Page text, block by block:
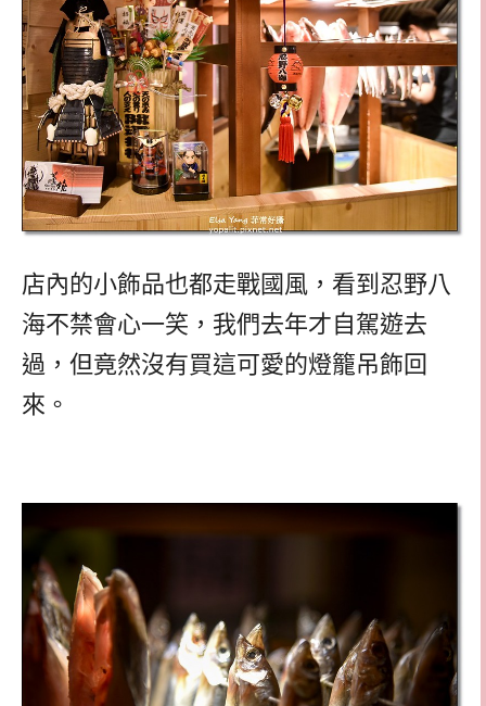
店內的小飾品也都走戰國風，看到忍野八
海不禁會心一笑，我們去年才自駕遊去
過，但竟然沒有買這可愛的燈籠吊飾回
來。